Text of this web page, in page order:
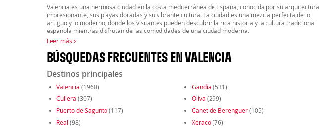
Valencia es una hermosa ciudad en la costa mediterránea de España, conocida por su arquitectura
impresionante, sus playas doradas y su vibrante cultura. La ciudad es una mezcla perfecta de lo
antiguo y lo moderno, donde los visitantes pueden descubrir la rica historia y la cultura tradicional
española mientras disfrutan de las comodidades de una ciudad moderna.
Leer más
BÚSQUEDAS FRECUENTES EN VALENCIA
Destinos principales
Valencia (1960) Gandía (531)
Cullera (307) Oliva (299)
Puerto de Sagunto(117) Canet de Berenguer(105)
Real (98) Xeraco(76)